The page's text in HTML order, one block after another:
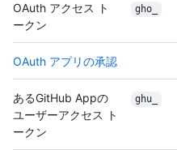
OAuth アクセス ト
ークン
gho_
OAuth アプリの承認
あるGitHub Appの
ユーザーアクセス ト
ークン
ghu_